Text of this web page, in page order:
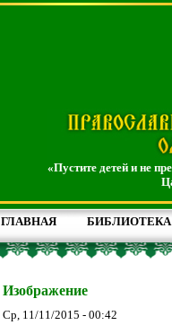
«Пустите детей и не
ГЛАВНАЯ БИБЛИОТЕКА
Изображение
Ср, 11/11/2015 - 00:42